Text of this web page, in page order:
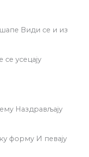
Види се и из
усецају
Наздрављају
форму И певају